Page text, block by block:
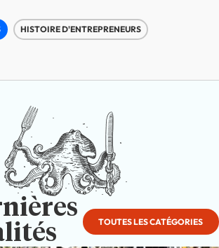
HISTOIRE D'ENTREPRENEURS
TOUTES LES CATÉGORIES